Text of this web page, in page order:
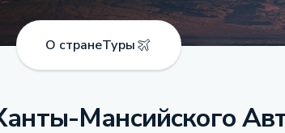
О странеТуры
Мансийского